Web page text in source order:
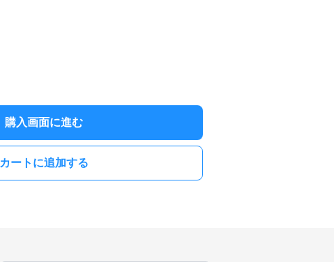
購入画面に進む
カートに追加する